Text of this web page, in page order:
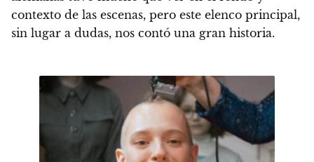
contexto de las escenas, pero este elenco principal,
sin lugar a dudas, nos contó una gran historia.